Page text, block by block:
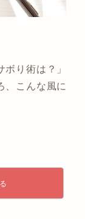
り術は？」
、こんな風に